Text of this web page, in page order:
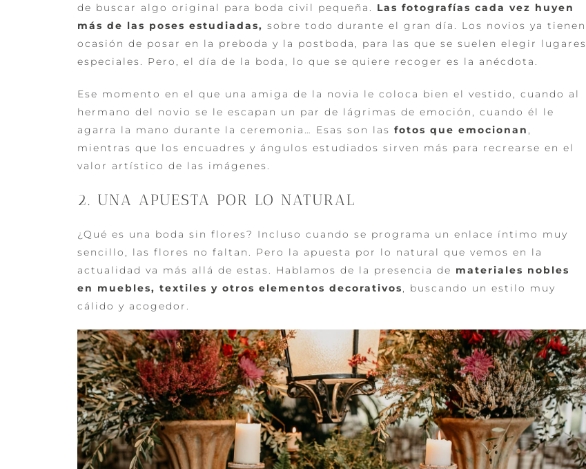
de buscar algo original para boda civil pequeña. Las fotografías cada vez huyen
más de las poses estudiadas, sobre todo durante el gran día. Los novios ya tienen
ocasión de posar en la preboda y la postboda, para las que se suelen elegir lugares
especiales. Pero, el día de la boda, lo que se quiere recoger es la anécdota.
Ese momento en el que una amiga de la novia le coloca bien el vestido, cuando al
hermano del novio se le escapan un par de lágrimas de emoción, cuando él le
agarra la mano durante la ceremonia… Esas son las fotos que emociona n ,
mientras que los encuadres y ángulos estudiados sirven más para recrearse en el
valor artístico de las imágenes.
2. UNA APUESTA POR LO NATURAL
¿Qué es una boda sin flores? Incluso cuando se programa un enlace íntimo muy
sencillo, las flores no faltan. Pero la apuesta por lo natural que vemos en la
actualidad va más allá de estas. Hablamos de la presencia de materiales nobles
en muebles, textiles y otros elementos decorativos, buscando un estilo muy
cálido y acogedor.